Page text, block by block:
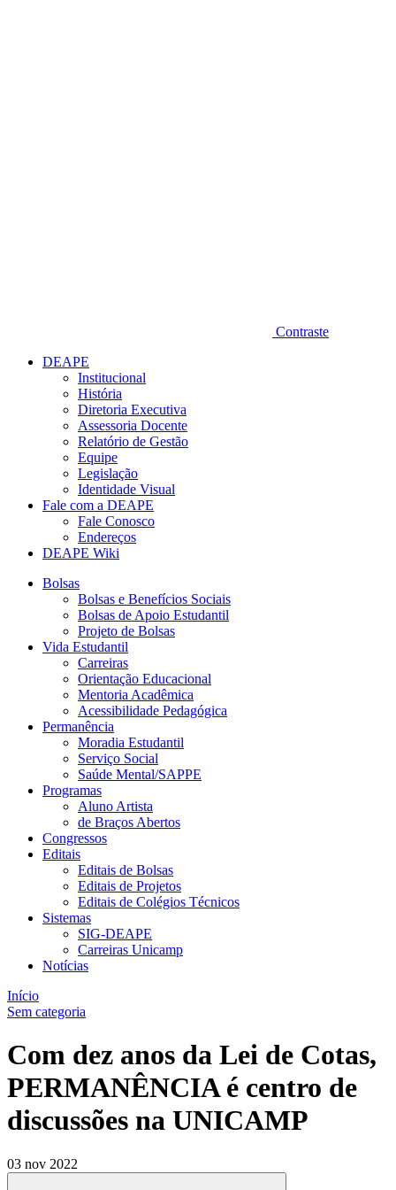
Contraste
DEAPE
Institucional
História
Diretoria Executiva
Assessoria Docente
Relatório de Gestão
Equipe
Legislação
Identidade Visual
Fale com a DEAPE
Fale Conosco
Endereços
DEAPE Wiki
Bolsas
Bolsas e Benefícios Sociais
Bolsas de Apoio Estudantil
Projeto de Bolsas
Vida Estudantil
Carreiras
Orientação Educacional
Mentoria Acadêmica
Acessibilidade Pedagógica
Permanência
Moradia Estudantil
Serviço Social
Saúde Mental/SAPPE
Programas
Aluno Artista
de Braços Abertos
Congressos
Editais
Editais de Bolsas
Editais de Projetos
Editais de Colégios Técnicos
Sistemas
SIG-DEAPE
Carreiras Unicamp
Notícias
Início
Sem categoria
Com dez anos da Lei de Cotas,
PERMANÊNCIA é centro de
discussões na UNICAMP
03 nov 2022